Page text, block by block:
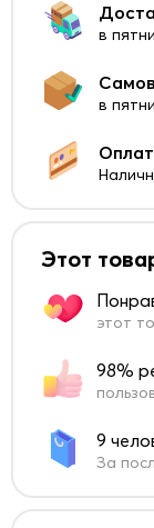
в
в
Этот
этот
98%
9
За